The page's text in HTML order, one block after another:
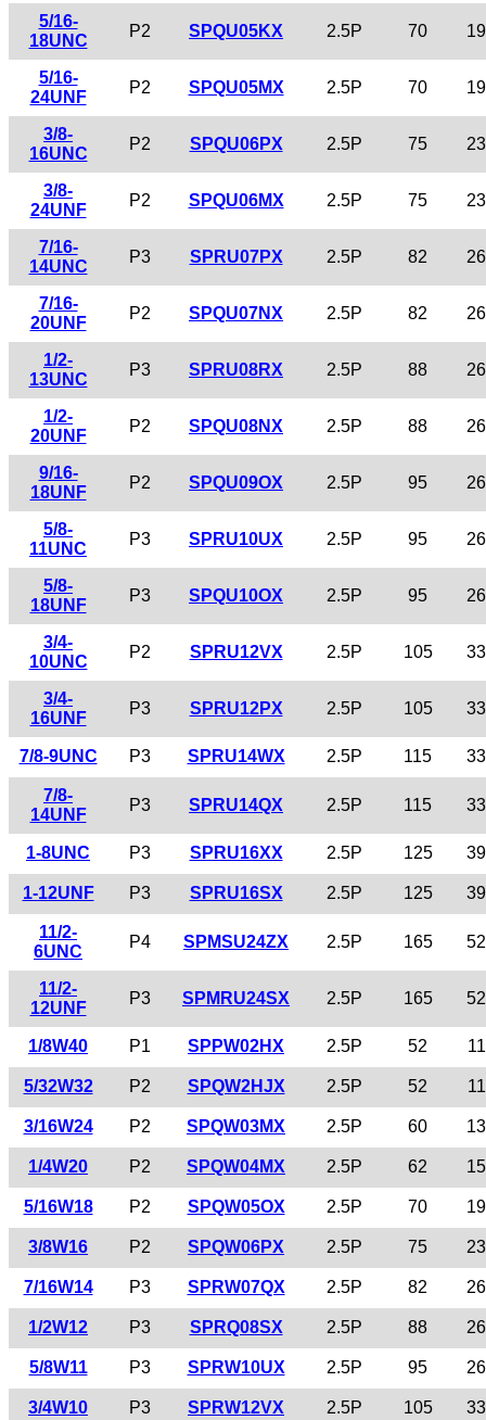
5/16-
18UNC
P2 SPQU05KX 2.5P 70 19
5/16-
24UNF
P2 SPQU05MX 2.5P 70 19
3/8-
16UNC
P2 SPQU06PX 2.5P 75 23
3/8-
24UNF
P2 SPQU06MX 2.5P 75 23
7/16-
14UNC
P3 SPRU07PX 2.5P 82 26
7/16-
20UNF
P2 SPQU07NX 2.5P 82 26
1/2-
13UNC
P3 SPRU08RX 2.5P 88 26
1/2-
20UNF
P2 SPQU08NX 2.5P 88 26
9/16-
18UNF
P2 SPQU09OX 2.5P 95 26
5/8-
11UNC
P3 SPRU10UX 2.5P 95 26
5/8-
18UNF
P3 SPQU10OX 2.5P 95 26
3/4-
10UNC
P2 SPRU12VX 2.5P 105 33
3/4-
16UNF
P3 SPRU12PX 2.5P 105 33
7/8-9UNC P3 SPRU14WX 2.5P 115 33
7/8-
14UNF
P3 SPRU14QX 2.5P 115 33
1-8UNC P3 SPRU16XX 2.5P 125 39
1-12UNF P3 SPRU16SX 2.5P 125 39
11/2-
6UNC
P4 SPMSU24ZX 2.5P 165 52
11/2-
12UNF
P3 SPMRU24SX 2.5P 165 52
1/8W40 P1 SPPW02HX 2.5P 52 11
5/32W32 P2 SPQW2HJX 2.5P 52 11
3/16W24 P2 SPQW03MX 2.5P 60 13
1/4W20 P2 SPQW04MX 2.5P 62 15
5/16W18 P2 SPQW05OX 2.5P 70 19
3/8W16 P2 SPQW06PX 2.5P 75 23
7/16W14 P3 SPRW07QX 2.5P 82 26
1/2W12 P3 SPRQ08SX 2.5P 88 26
5/8W11 P3 SPRW10UX 2.5P 95 26
3/4W10 P3 SPRW12VX 2.5P 105 33